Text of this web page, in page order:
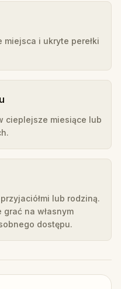
i ukryte perełki
cieplejsze miesiące lub
lub rodziną.
na własnym
dostępu.